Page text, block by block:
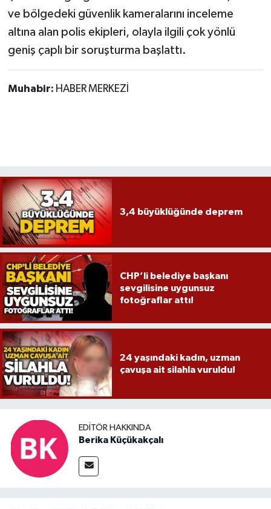
ve bölgedeki güvenlik kameralarını inceleme
altına alan polis ekipleri, olayla ilgili çok yönlü
geniş çaplı bir soruşturma başlattı.
Muhabir: HABER MERKEZİ
3,4 büyüklüğünde deprem
CHP’li belediye başkanı
sevgilisine uygunsuz
fotoğraflar attı!
24 yaşındaki kadın, uzman
çavuşa ait silahla vuruldu!
EDITÖR HAKKINDA
Berika Küçükakçalı